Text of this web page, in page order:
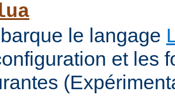
le langage
et les